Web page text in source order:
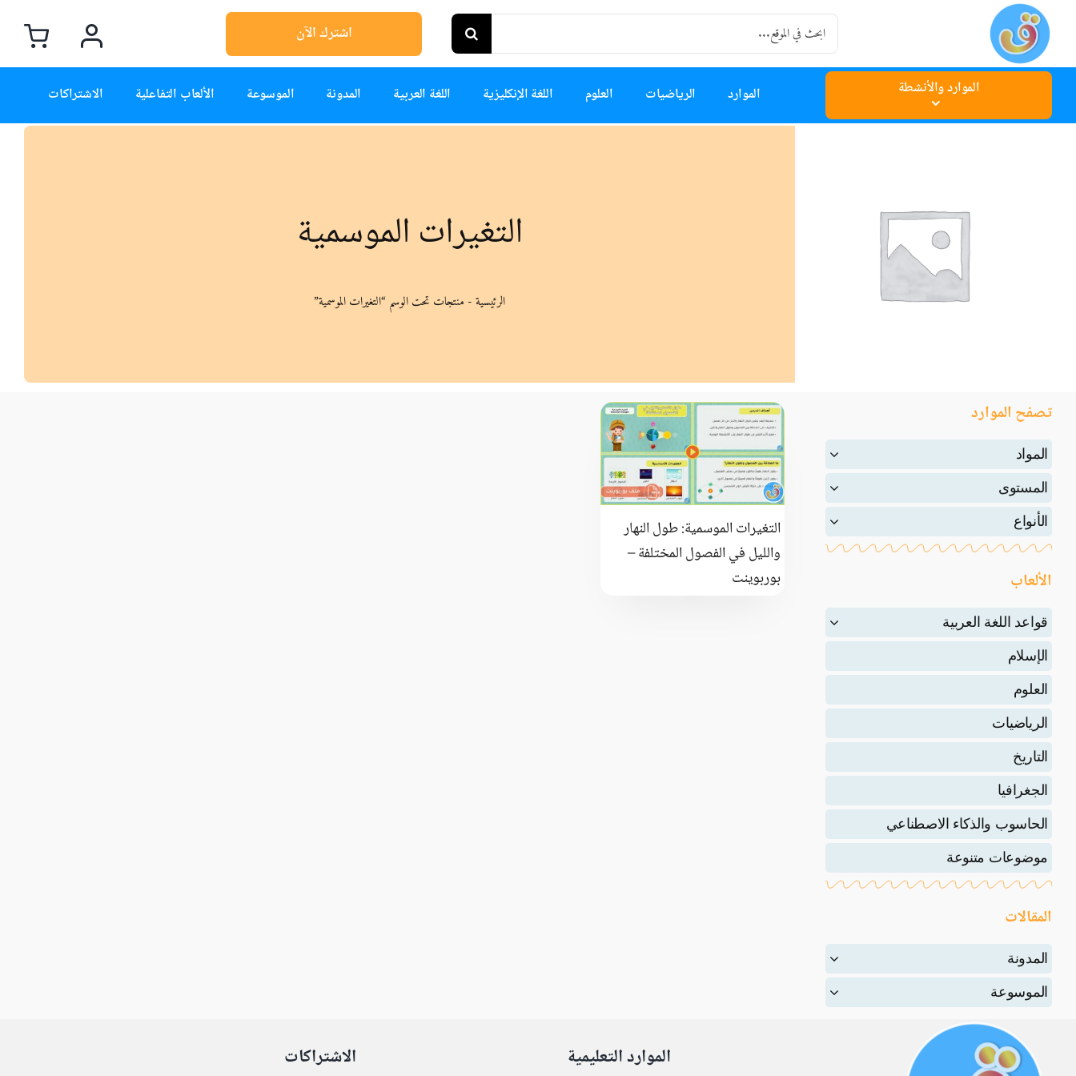
content
Search
for:
اشترك الآن
الموارد والأنشطة الموارد الرياضيات العلوم اللغة الإنكليزية اللغة العربية المدونة الموسوعة الألعاب التفاعلية الاشتراكات
التغيرات الموسمية
الرئيسية- منتجات تحت الوسم “التغيرات الموسمية”
تصفح الموارد
المواد
المستوى
الأنواع
الألعاب
قواعد اللغة العربية
الإسلام
العلوم
الرياضيات
التاريخ
الجغرافيا
الحاسوب والذكاء الاصطناعي
موضوعات متنوعة
المقالات
المدونة
الموسوعة
التغيرات الموسمية: طول النهار
والليل في الفصول المختلفة –
بوربوينت
الموارد التعليمية الاشتراكات